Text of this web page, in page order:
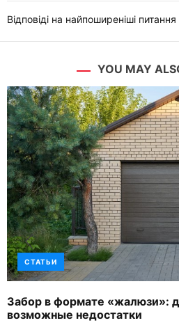
Відповіді на найпоширеніші
YOU MAY
СТАТЬИ
Забор в формате «жалюзи»:
возможные недостатки